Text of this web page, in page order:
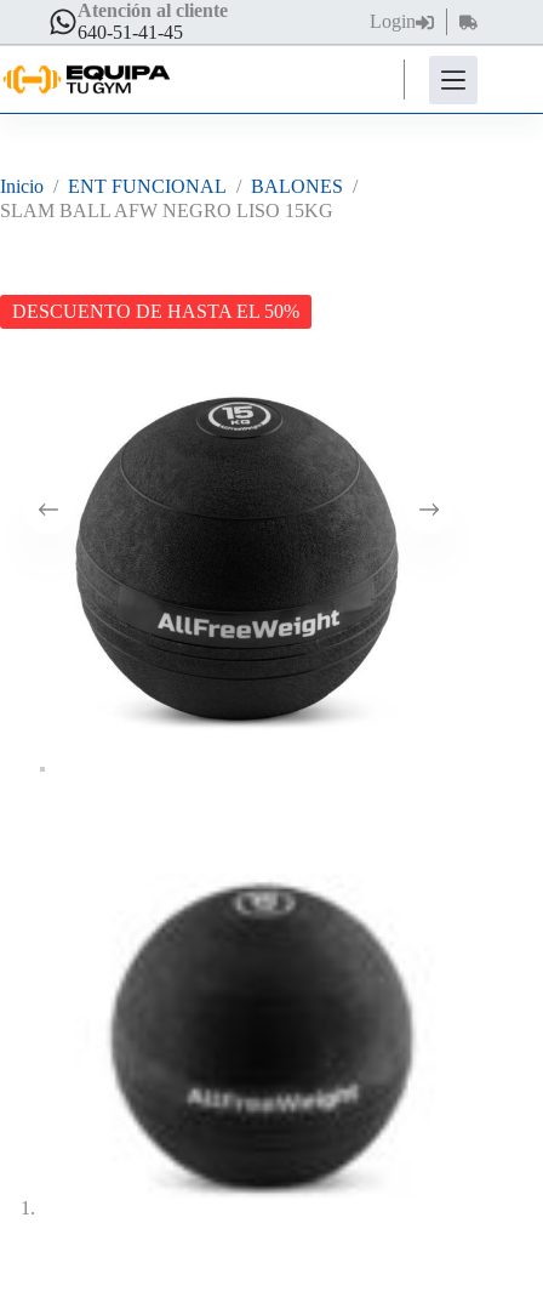
contenido
Atención al cliente
640-51-41-45
Login
Carro
de
compra
Inicio / ENT FUNCIONAL / BALONES /
SLAM BALL AFW NEGRO LISO 15KG
DESCUENTO DE HASTA EL 50%